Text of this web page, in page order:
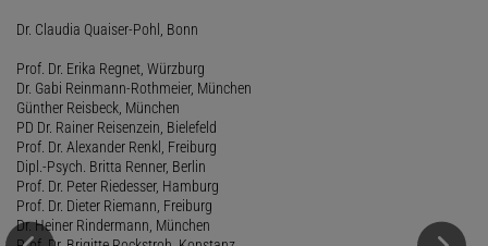
Dr. Claudia Quaiser-Pohl, Bonn
Prof. Dr. Erika Regnet, Würzburg
Dr. Gabi Reinmann-Rothmeier, München
Günther Reisbeck, München
PD Dr. Rainer Reisenzein, Bielefeld
Prof. Dr. Alexander Renkl, Freiburg
Dipl.-Psych. Britta Renner, Berlin
Prof. Dr. Peter Riedesser, Hamburg
Prof. Dr. Dieter Riemann, Freiburg
Dr. Heiner Rindermann, München